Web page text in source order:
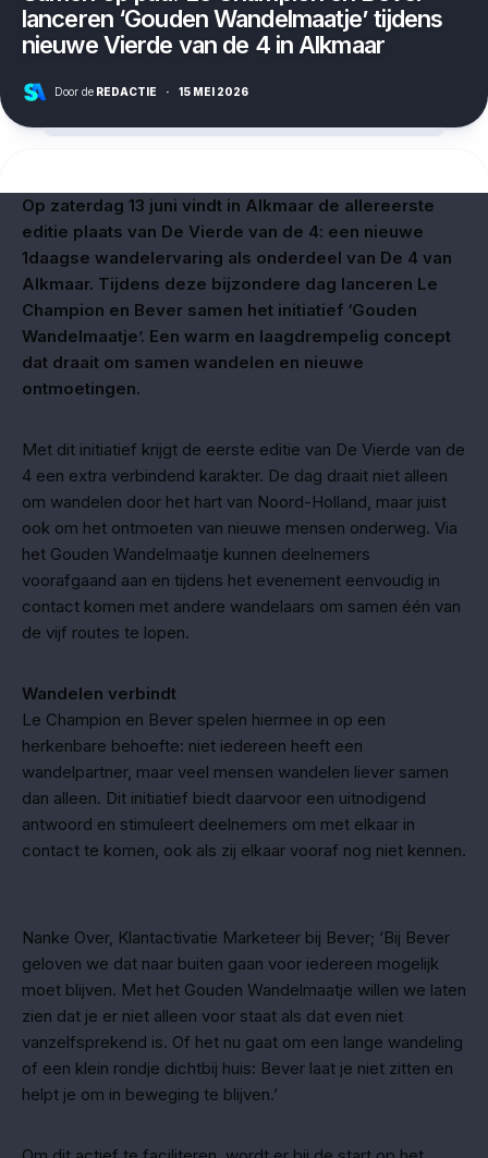
lanceren ‘Gouden Wandelmaatje’ tijdens
nieuwe Vierde van de 4 in Alkmaar
Door de REDACTIE · 15 MEI 2026
Op zaterdag 13 juni vindt in Alkmaar de allereerste
editie plaats van De Vierde van de 4: een nieuwe
1daagse wandelervaring als onderdeel van De 4 van
Alkmaar. Tijdens deze bijzondere dag lanceren Le
Champion en Bever samen het initiatief ‘Gouden
Wandelmaatje’. Een warm en laagdrempelig concept
dat draait om samen wandelen en nieuwe
ontmoetingen.
Met dit initiatief krijgt de eerste editie van De Vierde van de
4 een extra verbindend karakter. De dag draait niet alleen
om wandelen door het hart van Noord-Holland, maar juist
ook om het ontmoeten van nieuwe mensen onderweg. Via
het Gouden Wandelmaatje kunnen deelnemers
voorafgaand aan en tijdens het evenement eenvoudig in
contact komen met andere wandelaars om samen één van
de vijf routes te lopen.
Wandelen verbindt
Le Champion en Bever spelen hiermee in op een
herkenbare behoefte: niet iedereen heeft een
wandelpartner, maar veel mensen wandelen liever samen
dan alleen. Dit initiatief biedt daarvoor een uitnodigend
antwoord en stimuleert deelnemers om met elkaar in
contact te komen, ook als zij elkaar vooraf nog niet kennen.
Nanke Over, Klantactivatie Marketeer bij Bever; ‘Bij Bever
geloven we dat naar buiten gaan voor iedereen mogelijk
moet blijven. Met het Gouden Wandelmaatje willen we laten
zien dat je er niet alleen voor staat als dat even niet
vanzelfsprekend is. Of het nu gaat om een lange wandeling
of een klein rondje dichtbij huis: Bever laat je niet zitten en
helpt je om in beweging te blijven.’